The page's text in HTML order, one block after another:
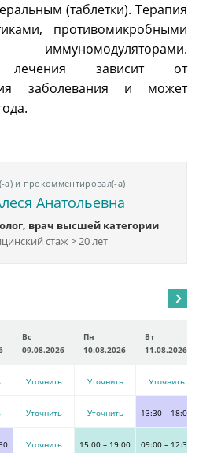
(таблетки). Терапия
противомикробными
лечения зависит от
заболевания и может
а) и прокомментировал(-а)
Анатольевна
врач высшей категории
стаж > 20 лет
Вс
09.08.2026
Пн
10.08.2026
Вт
11.08.2026
Уточнить Уточнить Уточнить
Уточнить Уточнить 13:30 – 18:00
Уточнить 15:00 – 19:00 09:00 – 12:30